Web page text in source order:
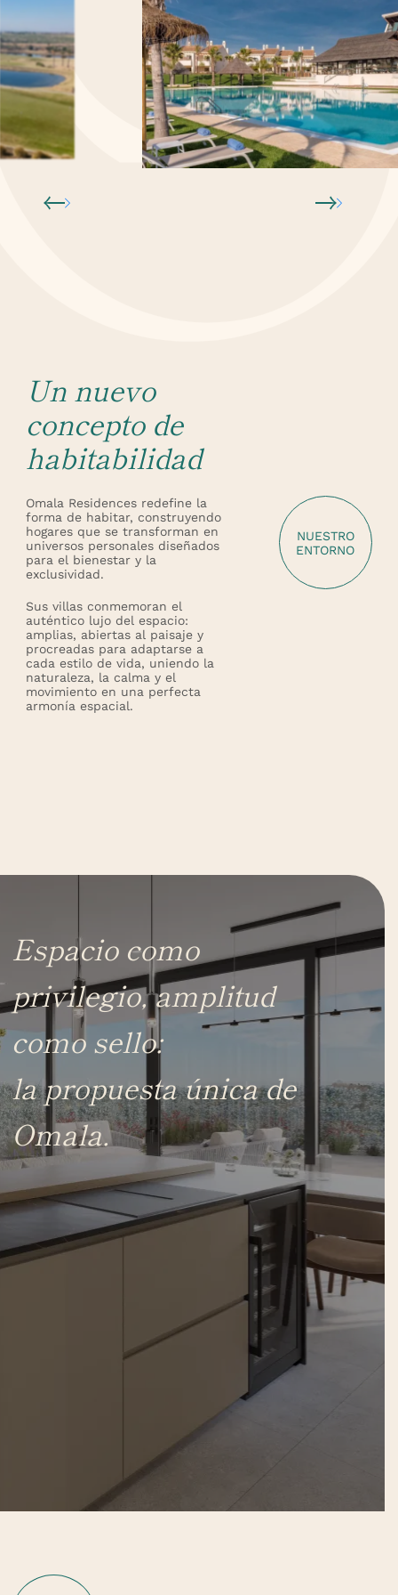
Un nuevo
concepto de
habitabilidad
Omala Residences redefine la
forma de habitar, construyendo
hogares que se transforman en
universos personales diseñados
para el bienestar y la
exclusividad.
Sus villas conmemoran el
auténtico lujo del espacio:
amplias, abiertas al paisaje y
procreadas para adaptarse a
cada estilo de vida, uniendo la
naturaleza, la calma y el
movimiento en una perfecta
armonía espacial.
NUESTRO
ENTORNO
Espacio como
privilegio, amplitud
como sello:
la propuesta única de
Omala.